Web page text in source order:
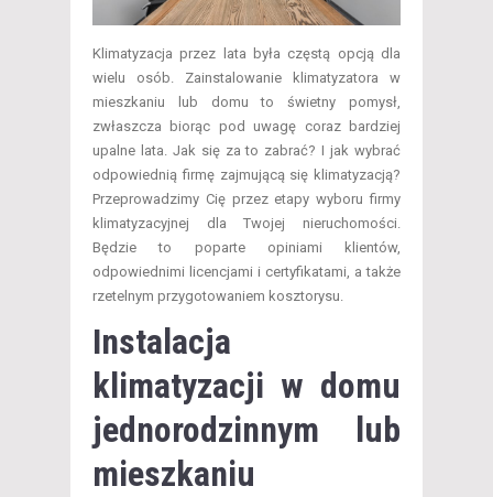
Klimatyzacja przez lata była częstą opcją dla
wielu osób. Zainstalowanie klimatyzatora w
mieszkaniu lub domu to świetny pomysł,
zwłaszcza biorąc pod uwagę coraz bardziej
upalne lata. Jak się za to zabrać? I jak wybrać
odpowiednią firmę zajmującą się klimatyzacją?
Przeprowadzimy Cię przez etapy wyboru firmy
klimatyzacyjnej dla Twojej nieruchomości.
Będzie to poparte opiniami klientów,
odpowiednimi licencjami i certyfikatami, a także
rzetelnym przygotowaniem kosztorysu.
Instalacja
klimatyzacji w domu
jednorodzinnym lub
mieszkaniu